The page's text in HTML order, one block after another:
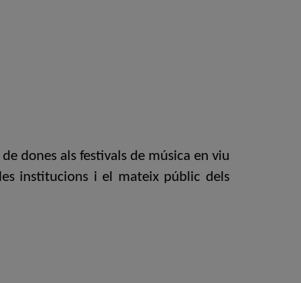
dones als festivals de música en viu
institucions i el mateix públic dels